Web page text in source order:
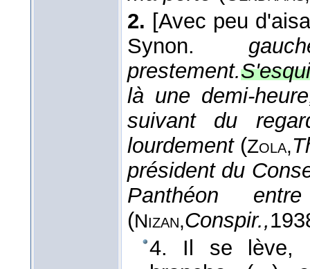
2. [Avec peu
Synon.
prestement.
là une demi-
suivant du
lourdement(Zola,
président du
Panthéon
(Nizan,Conspir.,
4. Il se lève,